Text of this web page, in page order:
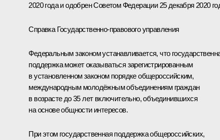
2020 года и одобрен Советом Федерации 25 декабря 2020
Справка Государственно-правового управления
Федеральным законом устанавливается, что
поддержка может оказываться зарегистрированным
в установленном законом порядке общероссийским,
международным молодёжным объединениям граждан
в возрасте до 35 лет включительно, объединившихся
на основе общности интересов.
При этом государственная поддержка общероссийских,